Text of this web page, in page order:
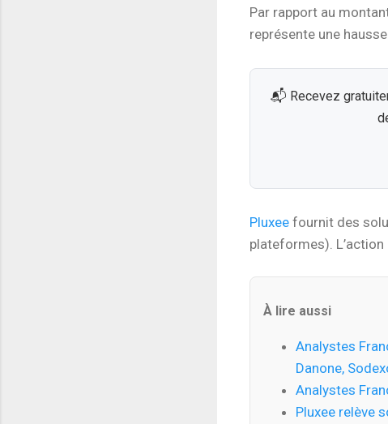
Par rapport au
représente une hausse
📬 Recevez
Pluxee fournit des
plateformes). L’action
À lire aussi
Analystes
Danone,
Analystes
Pluxee relève